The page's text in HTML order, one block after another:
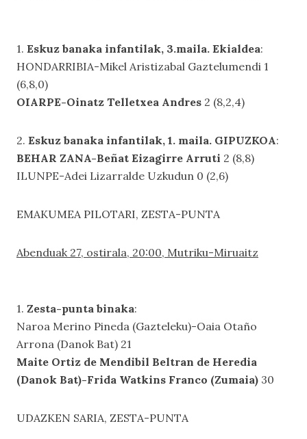
1. Eskuz banaka infantilak, 3.maila. Ekialdea:
HONDARRIBIA-Mikel Aristizabal Gaztelumendi 1
(6,8,0)
OIARPE-Oinatz Telletxea Andres 2 (8,2,4)
2. Eskuz banaka infantilak, 1. maila. GIPUZKOA:
BEHAR ZANA-Beñat Eizagirre Arruti 2 (8,8)
ILUNPE-Adei Lizarralde Uzkudun 0 (2,6)
EMAKUMEA PILOTARI, ZESTA-PUNTA
Abenduak 27, ostirala, 20:00, Mutriku-Miruaitz
1. Zesta-punta binaka:
Naroa Merino Pineda (Gazteleku)-Oaia Otaño
Arrona (Danok Bat) 21
Maite Ortiz de Mendibil Beltran de Heredia
(Danok Bat)-Frida Watkins Franco (Zumaia) 30
UDAZKEN SARIA, ZESTA-PUNTA